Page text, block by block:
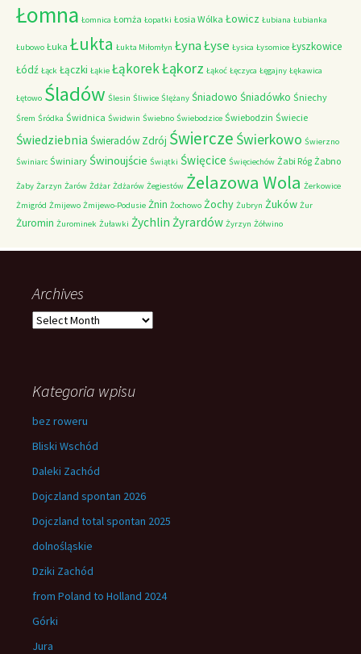
Łomna Łomnica Łomża Łopatki Łosia Wólka Łowicz Łubiana Łubianka
Łubowo Łuka Łukta Łukta Miłomłyn ŁynaŁyse Łysica Łysomice Łyszkowice
Łódź Łąck Łączki Łąkie ŁąkorekŁąkorz Łąkoć Łęczyca Łęgajny Łękawica
Łętowo Śladów Ślesin Śliwice Ślężany Śniadowo Śniadówko Śniechy
Śrem Śródka Świdnica Świdwin Świebno Świebodzice Świebodzin Świecie
Świedziebnia Świeradów Zdrój Świercze Świerkowo Świerzno
Świniarc Świniary Świnoujście Świątki Święcice Święciechów Żabi Róg Żabno
Żaby Żarzyn Żarów Żdżar Żdżarów Żegiestów Żelazowa Wola Żerkowice
Żmigród Żmijewo Żmijewo-Podusie Żnin Żochowo Żochy Żubryn Żuków Żur
Żuromin Żurominek Żuławki Żychlin Żyrardów Żyrzyn Żółwino
Archives
Archives
Kategoria wpisu
bez roweru
Bliski Wschód
Daleki Zachód
Dojczland spontan 2026
Dojczland total spontan 2025
dolnośląskie
Dziki Zachód
from Poland to Holland 2024
Górki
Jura